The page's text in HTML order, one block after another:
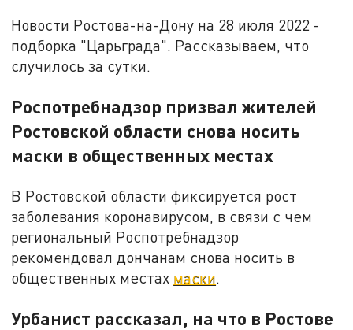
Новости Ростова-на-Дону на 28 июля 2022 -
подборка "Царьграда". Рассказываем, что
случилось за сутки.
Роспотребнадзор призвал жителей
Ростовской области снова носить
маски в общественных местах
В Ростовской области фиксируется рост
заболевания коронавирусом, в связи с чем
региональный Роспотребнадзор
рекомендовал дончанам снова носить в
общественных местах маски.
Урбанист рассказал, на что в Ростове